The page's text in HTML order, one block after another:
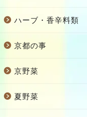
ハーブ・香辛料類
京都の事
京野菜
夏野菜